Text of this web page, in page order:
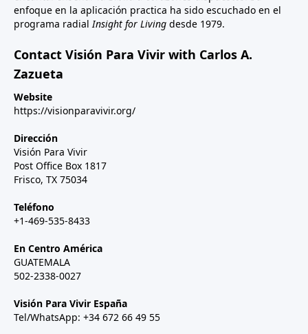
enfoque en la aplicación practica ha sido escuchado en el
programa radialInsight for Living desde 1979.
Contact Visión Para Vivir with Carlos A.
Zazueta
Website
https://visionparavivir.org/
Dirección
Visión Para Vivir
Post Office Box 1817
Frisco, TX 75034
Teléfono
+1-469-535-8433
En Centro América
GUATEMALA
502-2338-0027
Visión Para Vivir España
Tel/WhatsApp: +34 672 66 49 55